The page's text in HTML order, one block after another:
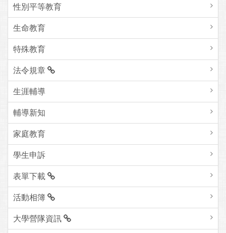
性別平等教育
生命教育
特殊教育
法令規章
生涯輔導
輔導新知
家庭教育
學生申訴
表單下載
活動相簿
大學營隊資訊